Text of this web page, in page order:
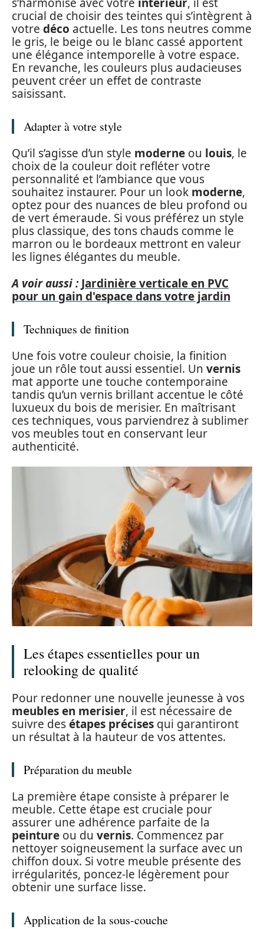
crucial de choisir des teintes qui s’intègrent à
votre déco actuelle. Les tons neutres comme
le gris, le beige ou le blanc cassé apportent
une élégance intemporelle à votre espace.
En revanche, les couleurs plus audacieuses
peuvent créer un effet de contraste
saisissant.
Adapter à votre style
Qu’il s’agisse d’un style moderne ou louis, le
choix de la couleur doit refléter votre
personnalité et l’ambiance que vous
souhaitez instaurer. Pour un look moderne,
optez pour des nuances de bleu profond ou
de vert émeraude. Si vous préférez un style
plus classique, des tons chauds comme le
marron ou le bordeaux mettront en valeur
les lignes élégantes du meuble.
A voir aussi : Jardinière verticale en PVC
pour un gain d'espace dans votre jardin
Techniques de finition
Une fois votre couleur choisie, la finition
joue un rôle tout aussi essentiel. Un vernis
mat apporte une touche contemporaine
tandis qu’un vernis brillant accentue le côté
luxueux du bois de merisier. En maîtrisant
ces techniques, vous parviendrez à sublimer
vos meubles tout en conservant leur
authenticité.
Les étapes essentielles pour un
relooking de qualité
Pour redonner une nouvelle jeunesse à vos
meubles en merisier, il est nécessaire de
suivre desétapes précises qui garantiront
un résultat à la hauteur de vos attentes.
Préparation du meuble
La première étape consiste à préparer le
meuble. Cette étape est cruciale pour
assurer une adhérence parfaite de la
peinture ou du vernis. Commencez par
nettoyer soigneusement la surface avec un
chiffon doux. Si votre meuble présente des
irrégularités, poncez-le légèrement pour
obtenir une surface lisse.
Application de la sous-couche